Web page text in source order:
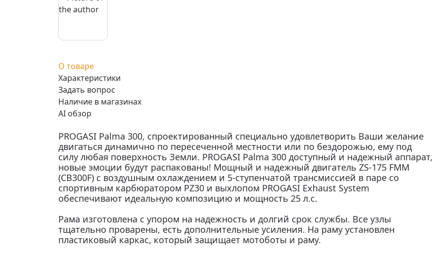
О товаре
Характеристики
Задать вопрос
Наличие в магазинах
AI обзор
PROGASI Palma 300, спроектированный специально удовлетворить Ваши желание
двигаться динамично по пересеченной местности или по бездорожью, ему под
силу любая поверхность Земли. PROGASI Palma 300 доступный и надежный аппарат,
новые эмоции будут распакованы! Мощный и надежный двигатель ZS-175 FMM
(CB300F) с воздушным охлаждением и 5-ступенчатой трансмиссией в паре со
спортивным карбюратором PZ30 и выхлопом PROGASI Exhaust System
обеспечивают идеальную композицию и мощность 25 л.с.
Рама изготовлена с упором на надежность и долгий срок службы. Все узлы
тщательно проварены, есть дополнительные усиления. На раму установлен
пластиковый каркас, который защищает мотоботы и раму.